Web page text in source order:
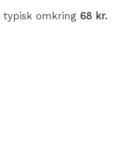
typisk omkring 68 kr.